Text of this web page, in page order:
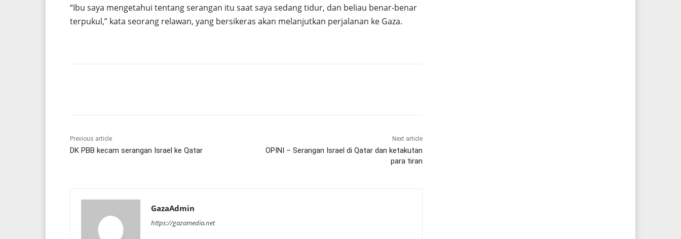
“Ibu saya mengetahui tentang serangan itu saat saya sedang tidur, dan beliau benar-benar
terpukul,” kata seorang relawan, yang bersikeras akan melanjutkan perjalanan ke Gaza.
Previous article
DK PBB kecam serangan Israel ke Qatar
Next article
OPINI – Serangan Israel di Qatar dan ketakutan
para tiran
GazaAdmin
https://gazamedia.net